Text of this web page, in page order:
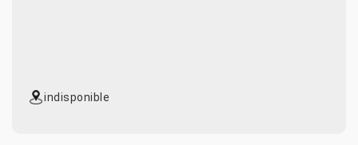
indisponible